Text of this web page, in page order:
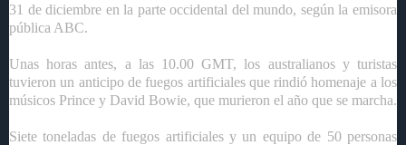
31 de diciembre en la parte occidental del mundo, según la emisora
pública ABC.
Unas horas antes, a las 10.00 GMT, los australianos y turistas
tuvieron un anticipo de fuegos artificiales que rindió homenaje a los
músicos Prince y David Bowie, que murieron el año que se marcha.
Siete toneladas de fuegos artificiales y un equipo de 50 personas